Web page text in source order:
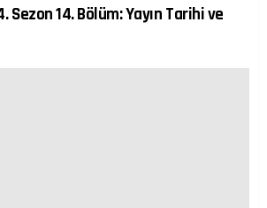
14. Bölüm: Yayın Tarihi ve